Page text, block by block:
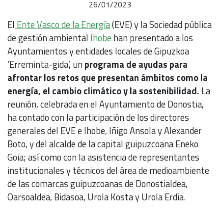
26/01/2023
El Ente Vasco de la Energía(EVE) y la Sociedad pública
de gestión ambiental Ihobe han presentado a los
Ayuntamientos y entidades locales de Gipuzkoa
‘Erreminta-gida’, unprograma de ayudas para
afrontar los retos que presentan ámbitos como la
energía, el cambio climático y la sostenibilidad. La
reunión, celebrada en el Ayuntamiento de Donostia,
ha contado con la participación de los directores
generales del EVE e Ihobe, Iñigo Ansola y Alexander
Boto, y del alcalde de la capital guipuzcoana Eneko
Goia; así como con la asistencia de representantes
institucionales y técnicos del área de medioambiente
de las comarcas guipuzcoanas de Donostialdea,
Oarsoaldea, Bidasoa, Urola Kosta y Urola Erdia.